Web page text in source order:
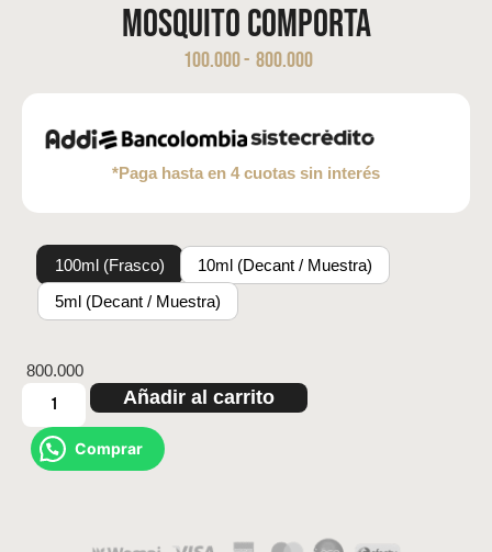
Mosquito Comporta
100.000- 800.000
*Paga hasta en 4 cuotas sin interés
100ml (Frasco)
10ml (Decant / Muestra)
5ml (Decant / Muestra)
800.000
Añadir al carrito
Comprar